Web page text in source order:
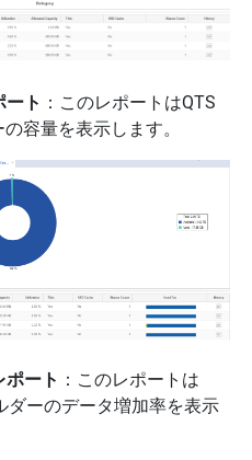
ト ：このレポートはQTS
容量を表示します。
ート ：このレポートは
ダーのデータ増加率を表示